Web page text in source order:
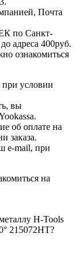
Почта
по Санкт-
адреса 400руб.
ознакомиться
при условии
вы
об оплате на
заказа.
e-mail, при
на
H-Tools
215072HT?